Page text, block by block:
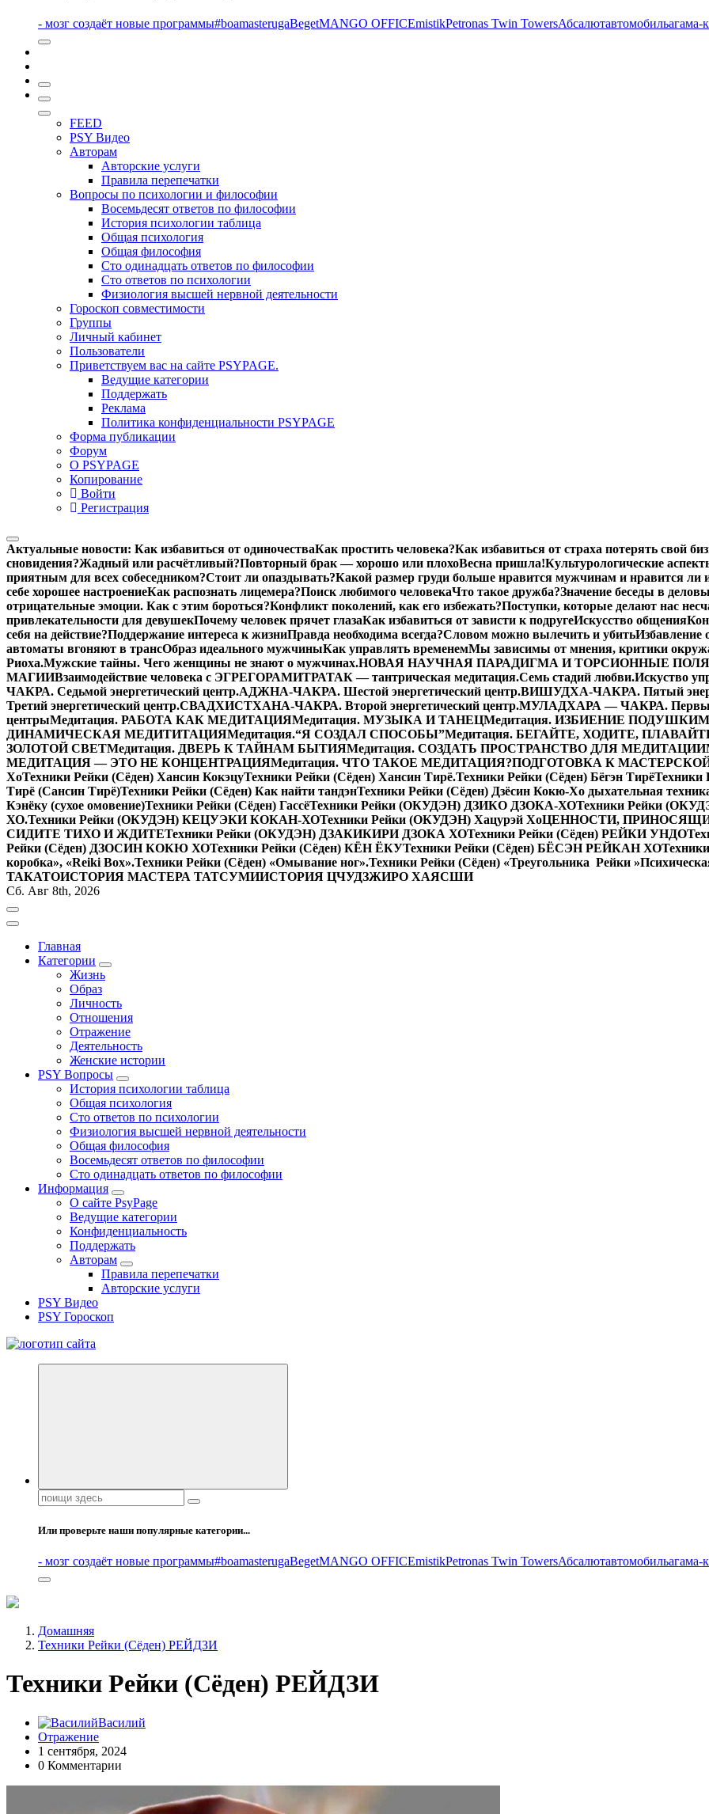
- мозг создаёт новые программы#boamasterugaBegetMANGO OFFICEmistikPetronas Twin TowersАбсалютавтомобильагама-
FEED
PSY Видео
Авторам
Авторские услуги
Правила перепечатки
Вопросы по психологии и философии
Восемьдесят ответов по философии
История психологии таблица
Общая психология
Общая философия
Сто одинадцать ответов по философии
Сто ответов по психологии
Физиология высшей нервной деятельности
Гороскоп совместимости
Группы
Личный кабинет
Пользователи
Приветствуем вас на сайте PSYPAGE.
Ведущие категории
Поддержать
Реклама
Политика конфиденциальности PSYPAGE
Форма публикации
Форум
О PSYPAGE
Копирование
Войти
Регистрация
Актуальные новости: Как избавиться от одиночестваКак простить человека?Как избавиться от страха потерять свой
сновидения?Жадный или расчётливый?Повторный брак — хорошо или плохоВесна пришла!Культурологические
приятным для всех собеседником?Стоит ли опаздывать?Какой размер груди больше нравится мужчинам и нравится ли
себе хорошее настроениеКак распознать лицемера?Поиск любимого человекаЧто такое дружба?Значение беседы в
отрицательные эмоции. Как с этим бороться?Конфликт поколений, как его избежать?Поступки, которые делают нас
привлекательности для девушекПочему человек прячет глазаКак избавиться от зависти к подругеИскусство общения
себя на действие?Поддержание интереса к жизниПравда необходима всегда?Словом можно вылечить и убитьИзбавление
автоматы вгоняют в трансОбраз идеального мужчиныКак управлять временемМы зависимы от мнения, критики
Риоха.Мужские тайны. Чего женщины не знают о мужчинах.НОВАЯ НАУЧНАЯ ПАРАДИГМА И ТОРСИОННЫЕ ПОЛЯ
МАГИИВзаимодействие человека с ЭГРЕГОРАМИТРАТАК — тантрическая медитация.Семь стадий любви.Искуство
ЧАКРА. Седьмой энергетический центр.АДЖНА-ЧАКРА. Шестой энергетический центр.ВИШУДХА-ЧАКРА. Пятый
Третий энергетический центр.СВАДХИСТХАНА-ЧАКРА. Второй энергетический центр.МУЛАДХАРА — ЧАКРА. Первый
центрыМедитация. РАБОТА КАК МЕДИТАЦИЯМедитация. МУЗЫКА И ТАНЕЦМедитация. ИЗБИЕНИЕ ПОДУШКИ
ДИНАМИЧЕСКАЯ МЕДИТИТАЦИЯМедитация.“Я СОЗДАЛ СПОСОБЫ”Медитация. БЕГАЙТЕ, ХОДИТЕ,
ЗОЛОТОЙ СВЕТМедитация. ДВЕРЬ К ТАЙНАМ БЫТИЯМедитация. СОЗДАТЬ ПРОСТРАНСТВО ДЛЯ МЕДИТАЦИИ
МЕДИТАЦИЯ — ЭТО НЕ КОНЦЕНТРАЦИЯМедитация. ЧТО ТАКОЕ МЕДИТАЦИЯ?ПОДГОТОВКА К
ХоТехники Рейки (Сёден) Хансин КокэцуТехники Рейки (Сёден) Хансин Тирё.Техники Рейки (Сёден) Бёгэн Тирё
Тирё (Сансин Тирё)Техники Рейки (Сёден) Как найти тандэнТехники Рейки (Сёден) Дзёсин Кокю-Хо дыхательная
Кэнёку (сухое омовение)Техники Рейки (Сёден) ГассёТехники Рейки (ОКУДЭН) ДЗИКО ДЗОКА-ХОТехники Рейки
ХО.Техники Рейки (ОКУДЭН) КЕЦУЭКИ КОКАН-ХОТехники Рейки (ОКУДЭН) Хацурэй ХоЦЕННОСТИ,
СИДИТЕ ТИХО И ЖДИТЕТехники Рейки (ОКУДЭН) ДЗАКИКИРИ ДЗОКА ХОТехники Рейки (Сёден) РЕЙКИ УНДО
Рейки (Сёден) ДЗОСИН КОКЮ ХОТехники Рейки (Сёден) КЁН ЁКУТехники Рейки (Сёден) БЁСЭН РЕЙКАН ХО
коробка», «Reiki Вox».Техники Рейки (Сёден) «Омывание ног».Техники Рейки (Сёден) «Треугольника Рейки »
ТАКАТОИСТОРИЯ МАСТЕРА ТАТСУМИИСТОРИЯ ЦЧУДЗЖИРО ХАЯСШИ
Сб. Авг 8th, 2026
Главная
Категории
Жизнь
Образ
Личность
Отношения
Отражение
Деятельность
Женские истории
PSY Вопросы
История психологии таблица
Общая психология
Сто ответов по психологии
Физиология высшей нервной деятельности
Общая философия
Восемьдесят ответов по философии
Сто одинадцать ответов по философии
Информация
О сайте PsyPage
Ведущие категории
Конфиденциальность
Поддержать
Авторам
Правила перепечатки
Авторские услуги
PSY Видео
PSY Гороскоп
Все самое интересное, вдохновляющее и тайное внутри.
Поиск:
Или проверьте наши популярные категории...
- мозг создаёт новые программы#boamasterugaBegetMANGO OFFICEmistikPetronas Twin TowersАбсалютавтомобильагама-
Домашняя
Техники Рейки (Сёден) РЕЙДЗИ
Техники Рейки (Сёден) РЕЙДЗИ
Василий
Отражение
1 сентября, 2024
0 Комментарии